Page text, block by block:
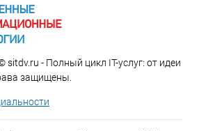
sitdv.ru - Полный цикл IT-услуг: от идеи
защищены.